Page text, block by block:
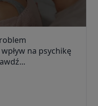
na psychikę